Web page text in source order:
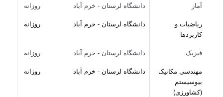
آمار
دانشگاه لرستان - خرم آباد
روزانه
ریاضیات و
کاربردها
دانشگاه لرستان - خرم آباد روزانه
فیزیک دانشگاه لرستان - خرم آباد
روزانه
مهندسی مکانیک
بیوسیستم
(کشاورزی)
دانشگاه لرستان - خرم آباد روزانه